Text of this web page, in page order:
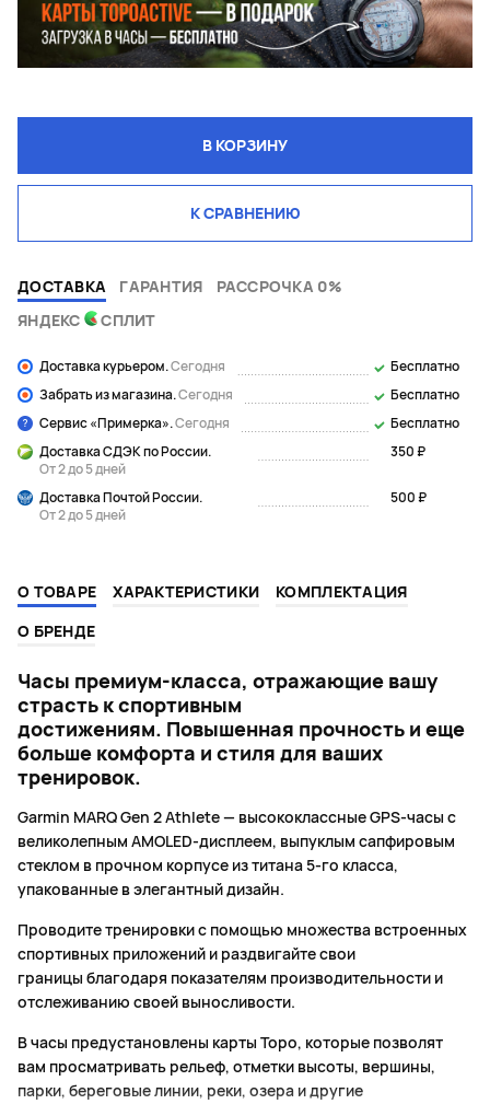
В КОРЗИНУ
К СРАВНЕНИЮ
ДОСТАВКА ГАРАНТИЯ
РАССРОЧКА 0%
ЯНДЕКС
СПЛИТ
Доставка курьером.Сегодня
Бесплатно
Забрать из магазина.Сегодня
Бесплатно
Сервис «Примерка».Сегодня
Бесплатно
Доставка СДЭК по России.
От 2 до 5 дней
350 ₽
Доставка Почтой России.
От 2 до 5 дней
500 ₽
О ТОВАРЕ ХАРАКТЕРИСТИКИ
КОМПЛЕКТАЦИЯ
О БРЕНДЕ
Часы премиум-класса, отражающие вашу
страсть к спортивным
достижениям. Повышенная прочность и еще
больше комфорта и стиля для ваших
тренировок.
Garmin MARQ Gen 2 Athlete — высококлассные GPS-часы с
великолепным AMOLED-дисплеем, выпуклым сапфировым
стеклом в прочном корпусе из титана 5-го класса,
упакованные в элегантный дизайн.
Проводите тренировки с помощью множества встроенных
спортивных приложений и раздвигайте свои
границы благодаря показателям производительности и
отслеживанию своей выносливости.
В часы предустановлены карты Topo, которые позволят
вам просматривать рельеф, отметки высоты, вершины,
парки, береговые линии, реки, озера и другие